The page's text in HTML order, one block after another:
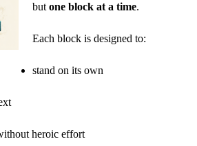
but one block at a time.
Each block is designed to:
stand on its own
heroic effort